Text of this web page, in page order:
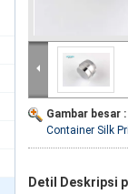
Gambar besar :
Container Silk
Detil Deskripsi